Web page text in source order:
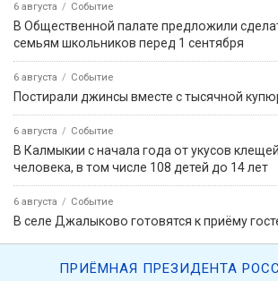
6 августа Событие
В Общественной палате предложили
семьям школьников перед 1 сентября
6 августа Событие
Постирали джинсы вместе с тысячной
6 августа Событие
В Калмыкии с начала года от укусов
человека, в том числе 108 детей до 14 лет
6 августа Событие
В селе Джалыково готовятся к приёму
ПРИЁМНАЯ ПРЕЗИДЕНТА